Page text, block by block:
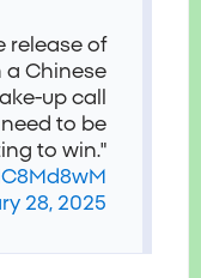
release of
a Chinese
up call
to be
to win."
28, 2025